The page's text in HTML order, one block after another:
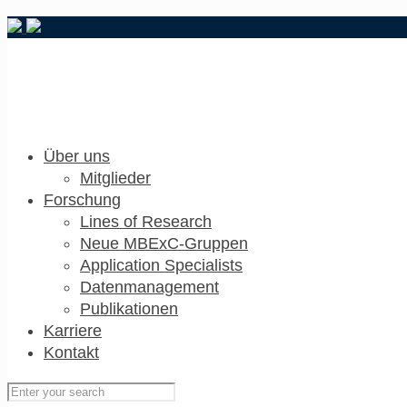
Über uns
Mitglieder
Forschung
Lines of Research
Neue MBExC-Gruppen
Application Specialists
Datenmanagement
Publikationen
Karriere
Kontakt